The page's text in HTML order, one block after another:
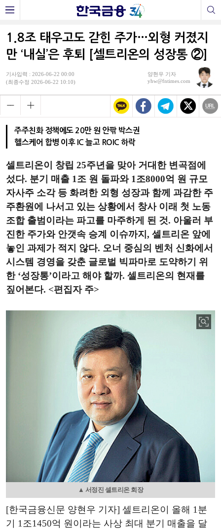
1.8조 태우고도 갇힌 주가…외형 커졌지
만 ‘내실’은 후퇴 [셀트리온의 성장통 ②]
기사입력 : 2026-06-22 00:00
(최종수정 2026-06-22 10:10)
양현우 기자
yhw@fntimes.com
주주친화 정책에도 20만 원 안팎 박스권
헬스케어 합병 이후 IC 늘고 ROIC 하락
셀트리온이 창립 25주년을 맞아 거대한 변곡점에
섰다. 분기 매출 1조 원 돌파와 1조8000억 원 규모
자사주 소각 등 화려한 외형 성장과 함께 과감한 주
주환원에 나서고 있는 상황에서 창사 이래 첫 노동
조합 출범이라는 파고를 마주하게 된 것. 아울러 부
진한 주가와 안갯속 승계 이슈까지, 셀트리온 앞에
놓인 과제가 적지 않다. 오너 중심의 벤처 신화에서
시스템 경영을 갖춘 글로벌 빅파마로 도약하기 위
한 ‘성장통’이라고 해야 할까. 셀트리온의 현재를
짚어본다. <편집자 주>
▲ 서정진 셀트리온 회장
[한국금융신문 양현우 기자] 셀트리온이 올해 1분
기 1조1450억 원이라는 사상 최대 분기 매출을 달